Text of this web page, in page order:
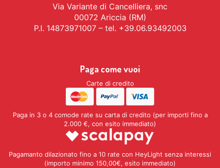
Via Variante di Cancelliera, snc
00072 Ariccia (RM)
P.I. 14873971007 – tel. +39.06.93492003
Paga come vuoi
Carte di credito
Paga in 3 o 4 comode rate su carta di credito (per importi fino a
2.000 €, con esito immediato)
Pagamanto dilazionato fino a 10 rate con HeyLight senza interessi
(importo minimo 150,00€, esito immediato)